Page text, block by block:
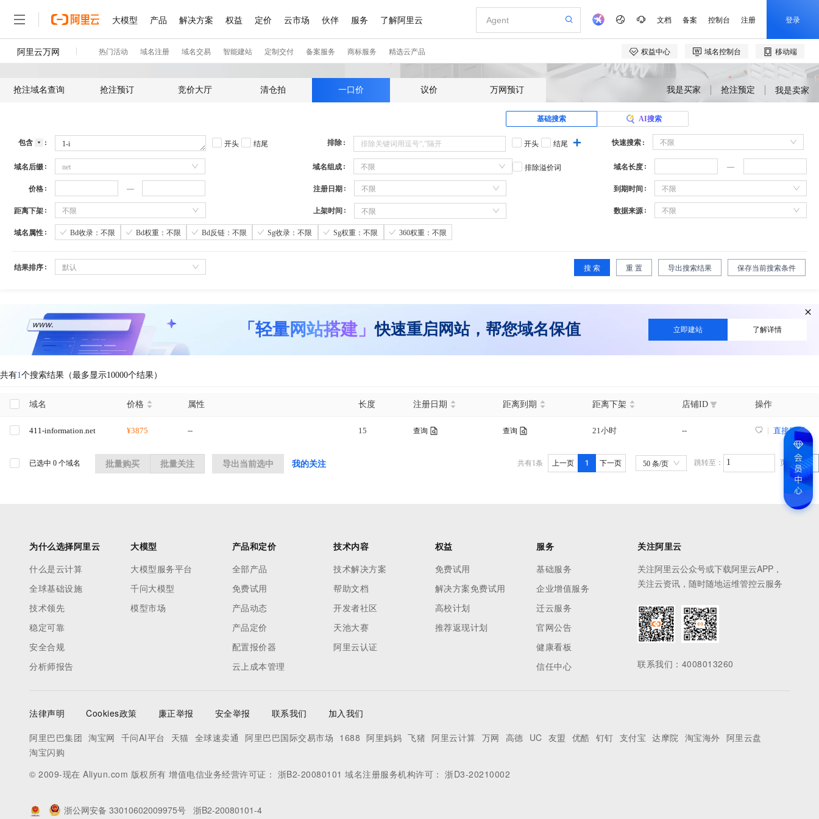
抢注域名查询 抢注预订 竞价大厅 清仓拍 一口价 议价 万网预订 我是买家 抢注预定 我是卖家
基础搜索 AI搜索
包含 开头 结尾 排除 开头 结尾 快速搜索 不限
域名后缀 net 域名组成 不限 排除溢价词 域名长度
价格 注册日期 不限 到期时间 不限
距离下架 不限 上架时间 不限 数据来源 不限
域名属性 Bd收录：不限 Bd权重：不限 Bd反链：不限 Sg收录：不限 Sg权重：不限 360权重：不限
结果排序 默认 搜 索 重 置 导出搜索结果 保存当前搜索条件
「轻量网站搭建」快速重启网站，帮您域名保值 立即建站 了解详情
共有1个搜索结果（最多显示10000个结果）
域名 价格 属性 长度 注册日期 距离到期 距离下架 店铺ID 操作
411-information.net ¥3875 -- 15 查询 查询 21小时 -- 直接购买
已选中 0 个域名 批量购买 批量关注 导出当前选中 我的关注 共有1条 上一页 1 下一页 50 条/页 跳转至： 页 GO